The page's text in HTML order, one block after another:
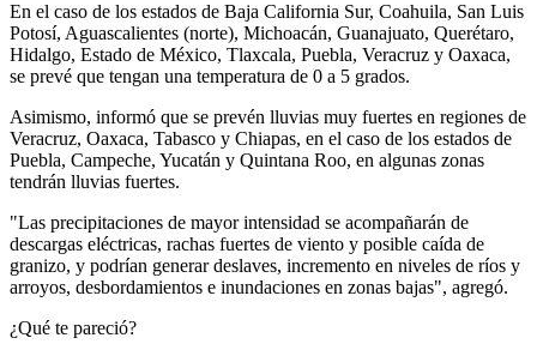
En el caso de los estados de Baja California Sur, Coahuila, San Luis
Potosí, Aguascalientes (norte), Michoacán, Guanajuato, Querétaro,
Hidalgo, Estado de México, Tlaxcala, Puebla, Veracruz y Oaxaca,
se prevé que tengan una temperatura de 0 a 5 grados.
Asimismo, informó que se prevén lluvias muy fuertes en regiones de
Veracruz, Oaxaca, Tabasco y Chiapas, en el caso de los estados de
Puebla, Campeche, Yucatán y Quintana Roo, en algunas zonas
tendrán lluvias fuertes.
"Las precipitaciones de mayor intensidad se acompañarán de
descargas eléctricas, rachas fuertes de viento y posible caída de
granizo, y podrían generar deslaves, incremento en niveles de ríos y
arroyos, desbordamientos e inundaciones en zonas bajas", agregó.
¿Qué te pareció?